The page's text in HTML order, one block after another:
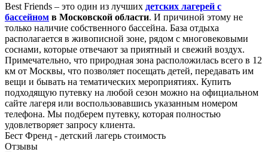
Best Friends – это один из лучших детских лагерей с
бассейном в Московской области. И причиной этому не
только наличие собственного бассейна. База отдыха
располагается в живописной зоне, рядом с многовековыми
соснами, которые отвечают за приятный и свежий воздух.
Примечательно, что природная зона расположилась всего в 12
км от Москвы, что позволяет посещать детей, передавать им
вещи и бывать на тематических мероприятиях. Купить
подходящую путевку на любой сезон можно на официальном
сайте лагеря или воспользовавшись указанным номером
телефона. Мы подберем путевку, которая полностью
удовлетворяет запросу клиента.
Бест Френд - детский лагерь стоимость
Отзывы